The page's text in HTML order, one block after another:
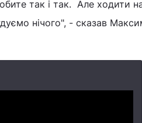
так і так. Але ходити
нічого", - сказав